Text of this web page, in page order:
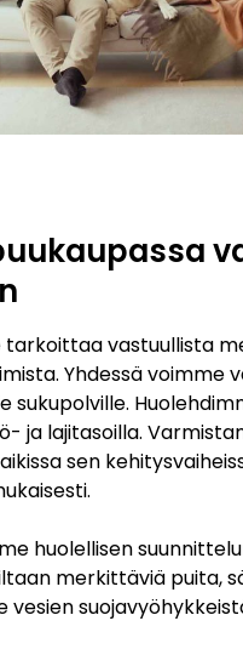
tarkoittaa vastuullista
Yhdessä voimme
sukupolville.
ja lajitasoilla.
sen
huolellisen
merkittäviä puita,
vesien